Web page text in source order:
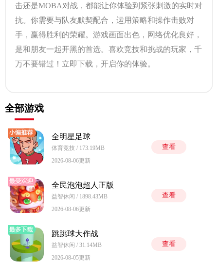
击还是MOBA对战，都能让你体验到紧张刺激的实时对
抗。你需要与队友默契配合，运用策略和操作击败对
手，赢得胜利的荣耀。游戏画面出色，网络优化良好，
是和朋友一起开黑的首选。喜欢竞技和挑战的玩家，千
万不要错过！立即下载，开启你的体验。
全部游戏
全明星足球
体育竞技 / 173.19MB
2026-08-06更新
查看
全民泡泡超人正版
益智休闲 / 1898.43MB
2026-08-06更新
查看
跳跳球大作战
益智休闲 / 31.14MB
2026-08-05更新
查看